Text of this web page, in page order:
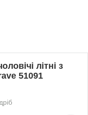
літні з
51091